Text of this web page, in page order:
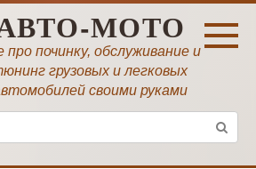
МОТО
про починку, обслуживание и
грузовых и легковых
своими руками